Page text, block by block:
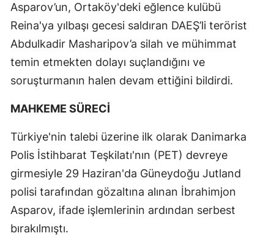
Asparov’un, Ortaköy'deki eğlence kulübü
Reina'ya yılbaşı gecesi saldıran DAEŞ’li terörist
Abdulkadir Masharipov’a silah ve mühimmat
temin etmekten dolayı suçlandığını ve
soruşturmanın halen devam ettiğini bildirdi.
MAHKEME SÜRECİ
Türkiye'nin talebi üzerine ilk olarak Danimarka
Polis İstihbarat Teşkilatı'nın (PET) devreye
girmesiyle 29 Haziran'da Güneydoğu Jutland
polisi tarafından gözaltına alınan İbrahimjon
Asparov, ifade işlemlerinin ardından serbest
bırakılmıştı.